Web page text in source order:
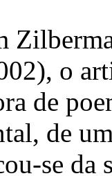
o
de
de
se da